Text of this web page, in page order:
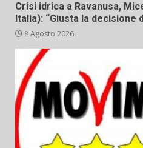
Crisi idrica a Ravanusa,
Italia): “Giusta la decisione
8 Agosto 2026